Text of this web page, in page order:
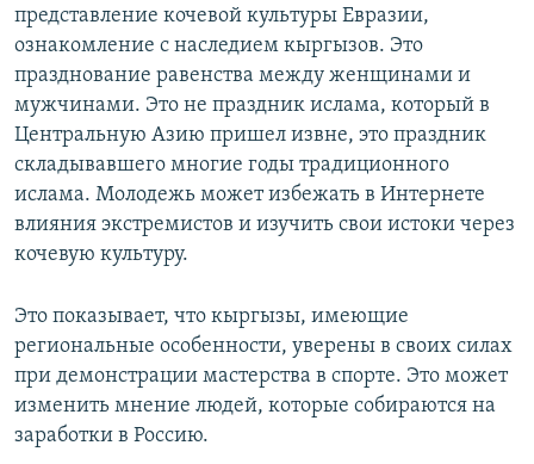
представление кочевой культуры Евразии,
ознакомление с наследием кыргызов. Это
празднование равенства между женщинами и
мужчинами. Это не праздник ислама, который в
Центральную Азию пришел извне, это праздник
складывавшего многие годы традиционного
ислама. Молодежь может избежать в Интернете
влияния экстремистов и изучить свои истоки через
кочевую культуру.
Это показывает, что кыргызы, имеющие
региональные особенности, уверены в своих силах
при демонстрации мастерства в спорте. Это может
изменить мнение людей, которые собираются на
заработки в Россию.